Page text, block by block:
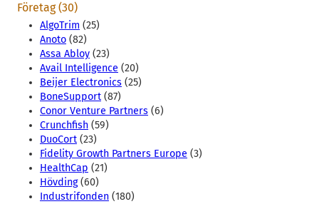
Företag (30)
AlgoTrim (25)
Anoto (82)
Assa Abloy (23)
Avail Intelligence (20)
Beijer Electronics (25)
BoneSupport (87)
Conor Venture Partners (6)
Crunchfish (59)
DuoCort (23)
Fidelity Growth Partners Europe (3)
HealthCap (21)
Hövding(60)
Industrifonden (180)